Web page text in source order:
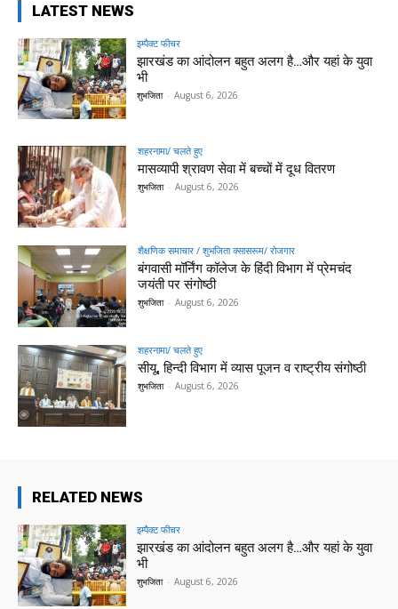
LATEST NEWS
इम्पैक्ट फीचर
झारखंड का आंदोलन बहुत अलग है…और यहां के युवा
भी
शुभजिता - August 6, 2026
शहरनामा/ चलते हुए
मासव्यापी श्रावण सेवा में बच्चों में दूध वितरण
शुभजिता - August 6, 2026
शैक्षणिक समाचार / शुभजिता क्सासरूम/ रोजगार
बंगवासी मॉर्निंग कॉलेज के हिंदी विभाग में प्रेमचंद
जयंती पर संगोष्ठी
शुभजिता - August 6, 2026
शहरनामा/ चलते हुए
सीयू, हिन्दी विभाग में व्यास पूजन व राष्ट्रीय संगोष्ठी
शुभजिता - August 6, 2026
RELATED NEWS
इम्पैक्ट फीचर
झारखंड का आंदोलन बहुत अलग है…और यहां के युवा
भी
शुभजिता - August 6, 2026